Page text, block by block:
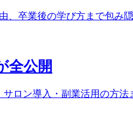
卒業後の学び方まで包み隠
全公開
ロン導入・副業活用の方法